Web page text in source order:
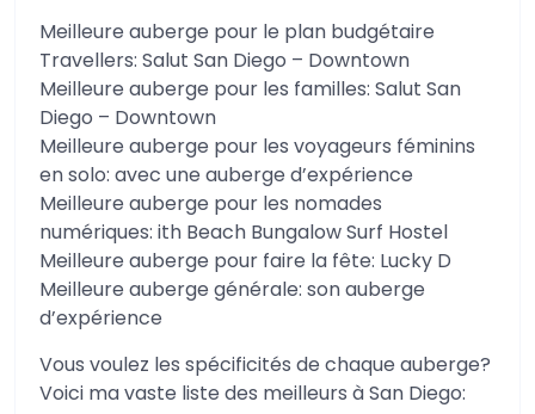
Meilleure auberge pour le plan budgétaire
Travellers: Salut San Diego – Downtown
Meilleure auberge pour les familles: Salut San
Diego – Downtown
Meilleure auberge pour les voyageurs féminins
en solo: avec une auberge d’expérience
Meilleure auberge pour les nomades
numériques: ith Beach Bungalow Surf Hostel
Meilleure auberge pour faire la fête: Lucky D
Meilleure auberge générale: son auberge
d’expérience
Vous voulez les spécificités de chaque auberge?
Voici ma vaste liste des meilleurs à San Diego: